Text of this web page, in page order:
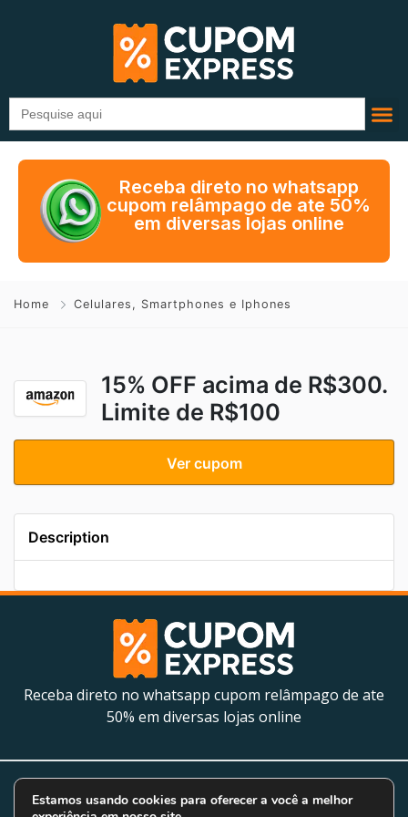
Search
for:
Receba direto no whatsapp
cupom relâmpago de ate 50%
em diversas lojas online
Home Celulares, Smartphones e Iphones
15% OFF acima de R$300.
Limite de R$100
Ver cupom
Description
Receba direto no whatsapp cupom relâmpago de ate
50% em diversas lojas online
Política de Privacidade
Estamos usando cookies para oferecer a você a melhor